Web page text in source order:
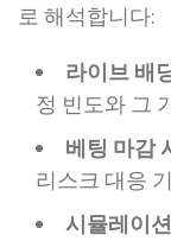
로 해석합니다:
라이브 배
정 빈도와 그
베팅 마감
리스크 대응
시뮬레이